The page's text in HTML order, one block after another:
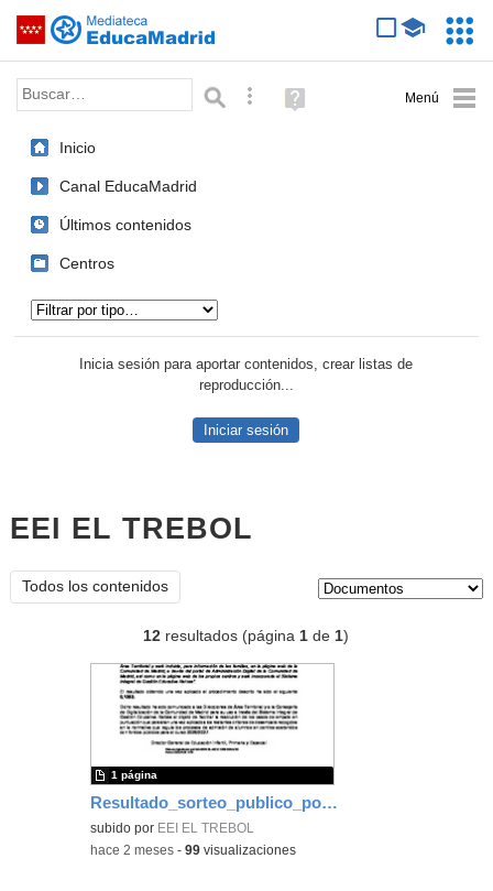
Saltar navegación
Palabra o frase: Búsqueda avanzada
Ayuda
(en
Inicio
Canal EducaMadrid
Últimos contenidos
Centros
Inicia sesión para aportar contenidos, crear listas de
reproducción...
Iniciar sesión
EEI EL TREBOL
Todos los contenidos
12 resultados (página1 de1)
Resultado_sorteo_publico_posibles_empates_3
subido por EEI EL TREBOL
1 página
-hace 2 meses -99 visualizaciones